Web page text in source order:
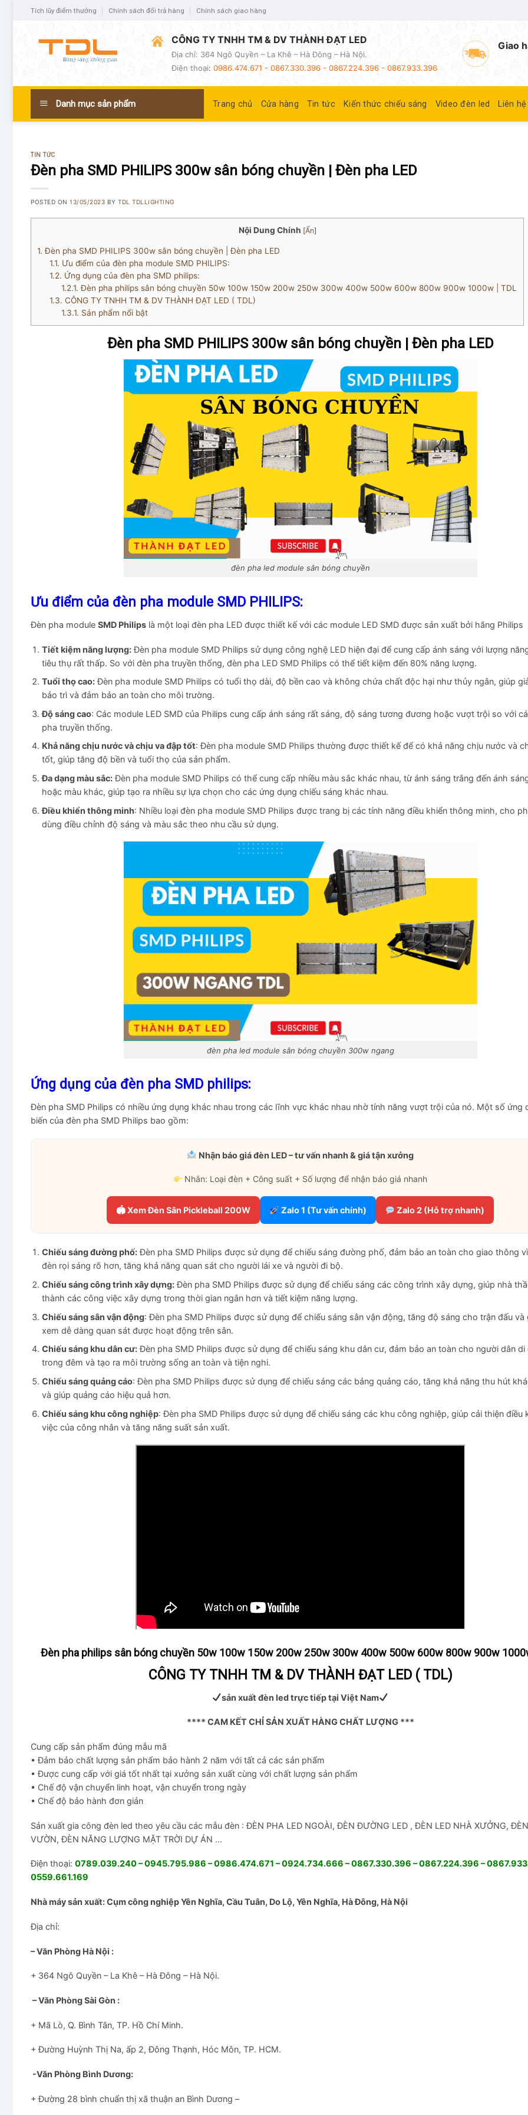
Skip
Tích lũy điểm thưởng Chính sách đổi trả hàng Chính sách giao hàng
CÔNG TY TNHH TM & DV THÀNH ĐẠT LED
Địa chỉ: 364 Ngô Quyền – La Khê – Hà Đông – Hà Nội.
Điện thoại: 0986.474.671 - 0867.330.396 - 0867.224.396 - 0867.933.396
Giao
Danh mục sản phẩm Trang chủ Cửa hàng Tin tức Kiến thức chiếu sáng Video đèn led Liên hệ
TIN TỨC
Đèn pha SMD PHILIPS 300w sân bóng chuyền | Đèn pha LED
POSTED ON13/05/2023 BYTDL TDLLIGHTING
Nội Dung Chính [Ẩn]
1. Đèn pha SMD PHILIPS 300w sân bóng chuyền | Đèn pha LED
1.1. Ưu điểm của đèn pha module SMD PHILIPS:
1.2. Ứng dụng của đèn pha SMD philips:
1.2.1. Đèn pha philips sân bóng chuyền 50w 100w 150w 200w 250w 300w 400w 500w 600w 800w 900w 1000w | TDL
1.3. CÔNG TY TNHH TM & DV THÀNH ĐẠT LED ( TDL)
1.3.1. Sản phẩm nổi bật
Đèn pha SMD PHILIPS 300w sân bóng chuyền | Đèn pha LED
đèn pha led module sân bóng chuyền
Ưu điểm của đèn pha module SMD PHILIPS:
Đèn pha module SMD Philips là một loại đèn pha LED được thiết kế với các module LED SMD được sản xuất bởi hãng Philips
Tiết kiệm năng lượng:Đèn pha module SMD Philips sử dụng công nghệ LED hiện đại để cung cấp ánh sáng với lượng
tiêu thụ rất thấp. So với đèn pha truyền thống, đèn pha LED SMD Philips có thể tiết kiệm đến 80% năng lượng.
Tuổi thọ cao:Đèn pha module SMD Philips có tuổi thọ dài, độ bền cao và không chứa chất độc hại như thủy ngân, giúp
bảo trì và đảm bảo an toàn cho môi trường.
Độ sáng cao: Các module LED SMD của Philips cung cấp ánh sáng rất sáng, độ sáng tương đương hoặc vượt trội so với
pha truyền thống.
Khả năng chịu nước và chịu va đập tốt: Đèn pha module SMD Philips thường được thiết kế để có khả năng chịu nước và
tốt, giúp tăng độ bền và tuổi thọ của sản phẩm.
Đa dạng màu sắc:Đèn pha module SMD Philips có thể cung cấp nhiều màu sắc khác nhau, từ ánh sáng trắng đến ánh
hoặc màu khác, giúp tạo ra nhiều sự lựa chọn cho các ứng dụng chiếu sáng khác nhau.
Điều khiển thông minh: Nhiều loại đèn pha module SMD Philips được trang bị các tính năng điều khiển thông minh, cho
dùng điều chỉnh độ sáng và màu sắc theo nhu cầu sử dụng.
đèn pha led module sân bóng chuyền 300w ngang
Ứng dụng của đèn pha SMD philips:
Đèn pha SMD Philips có nhiều ứng dụng khác nhau trong các lĩnh vực khác nhau nhờ tính năng vượt trội của nó. Một số ứng
biến của đèn pha SMD Philips bao gồm:
Nhận báo giá đèn LED – tư vấn nhanh & giá tận xưởng
Nhắn: Loại đèn + Công suất + Số lượng để nhận báo giá nhanh
🏟 Xem Đèn Sân Pickleball 200W Zalo 1 (Tư vấn chính) Zalo 2 (Hỗ trợ nhanh)
Chiếu sáng đường phố:Đèn pha SMD Philips được sử dụng để chiếu sáng đường phố, đảm bảo an toàn cho giao thông
đèn rọi sáng rõ hơn, tăng khả năng quan sát cho người lái xe và người đi bộ.
Chiếu sáng công trình xây dựng:Đèn pha SMD Philips được sử dụng để chiếu sáng các công trình xây dựng, giúp nhà
thành các công việc xây dựng trong thời gian ngắn hơn và tiết kiệm năng lượng.
Chiếu sáng sân vận động: Đèn pha SMD Philips được sử dụng để chiếu sáng sân vận động, tăng độ sáng cho trận đấu và
xem dễ dàng quan sát được hoạt động trên sân.
Chiếu sáng khu dân cư:Đèn pha SMD Philips được sử dụng để chiếu sáng khu dân cư, đảm bảo an toàn cho người dân di
trong đêm và tạo ra môi trường sống an toàn và tiện nghi.
Chiếu sáng quảng cáo: Đèn pha SMD Philips được sử dụng để chiếu sáng các bảng quảng cáo, tăng khả năng thu hút
và giúp quảng cáo hiệu quả hơn.
Chiếu sáng khu công nghiệp: Đèn pha SMD Philips được sử dụng để chiếu sáng các khu công nghiệp, giúp cải thiện điều
việc của công nhân và tăng năng suất sản xuất.
Đèn pha philips sân bóng chuyền 50w 100w 150w 200w 250w 300w 400w 500w 600w 800w 900w
CÔNG TY TNHH TM & DV THÀNH ĐẠT LED ( TDL)
sản xuất đèn led trực tiếp tại Việt Nam
**** CAM KẾT CHỈ SẢN XUẤT HÀNG CHẤT LƯỢNG ***
Cung cấp sản phẩm đúng mẫu mã
• Đảm bảo chất lượng sản phẩm bảo hành 2 năm với tất cả các sản phẩm
• Được cung cấp với giá tốt nhất tại xưởng sản xuất cùng với chất lượng sản phẩm
• Chế độ vận chuyển linh hoạt, vận chuyển trong ngày
• Chế độ bảo hành đơn giản
Sản xuất gia công đèn led theo yêu cầu các mẫu đèn : ĐÈN PHA LED NGOÀI, ĐÈN ĐƯỜNG LED , ĐÈN LED NHÀ XƯỞNG,
VƯỜN, ĐÈN NĂNG LƯỢNG MẶT TRỜI DỰ ÁN …
Điện thoại: 0789.039.240 – 0945.795.986 – 0986.474.671 – 0924.734.666 – 0867.330.396 – 0867.224.396 –
0559.661.169
Nhà máy sản xuất: Cụm công nghiệp Yên Nghĩa, Cầu Tuân, Do Lộ, Yên Nghĩa, Hà Đông, Hà Nội
Địa chỉ:
– Văn Phòng Hà Nội :
+ 364 Ngô Quyền – La Khê – Hà Đông – Hà Nội.
– Văn Phòng Sài Gòn :
+ Mã Lò, Q. Bình Tân, TP. Hồ Chí Minh.
+ Đường Huỳnh Thị Na, ấp 2, Đông Thạnh, Hóc Môn, TP. HCM.
-Văn Phòng Bình Dương:
+ Đường 28 bình chuẩn thị xã thuận an Bình Dương –